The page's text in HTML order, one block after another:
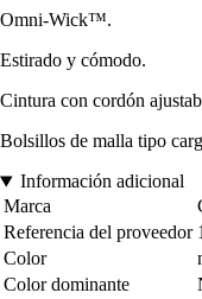
Omni-Wick™.
Estirado y cómodo.
Cintura con cordón
Bolsillos de malla tipo
Información adicional
Marca
Referencia del proveedor
Color
Color dominante